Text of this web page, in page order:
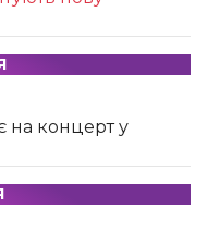
на концерт у